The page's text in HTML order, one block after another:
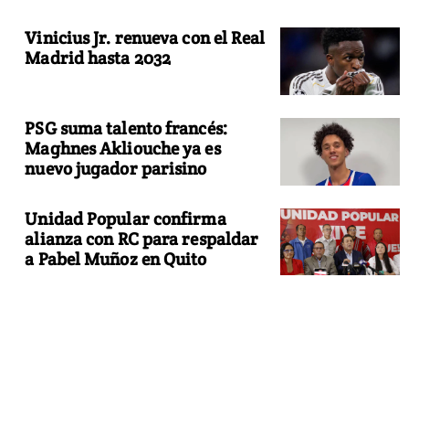
Vinicius Jr. renueva con el Real
Madrid hasta 2032
PSG suma talento francés:
Maghnes Akliouche ya es
nuevo jugador parisino
Unidad Popular confirma
alianza con RC para respaldar
a Pabel Muñoz en Quito